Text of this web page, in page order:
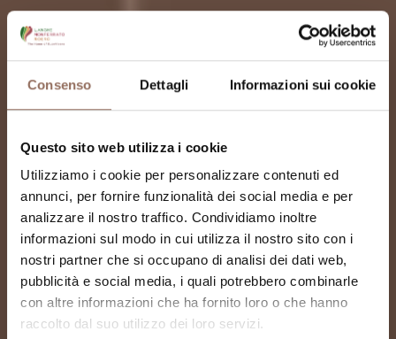
Consenso Dettagli Informazioni sui cookie
Questo sito web utilizza i cookie
Utilizziamo i cookie per personalizzare contenuti ed
annunci, per fornire funzionalità dei social media e per
analizzare il nostro traffico. Condividiamo inoltre
informazioni sul modo in cui utilizza il nostro sito con i
nostri partner che si occupano di analisi dei dati web,
pubblicità e social media, i quali potrebbero combinarle
con altre informazioni che ha fornito loro o che hanno
raccolto dal suo utilizzo dei loro servizi.